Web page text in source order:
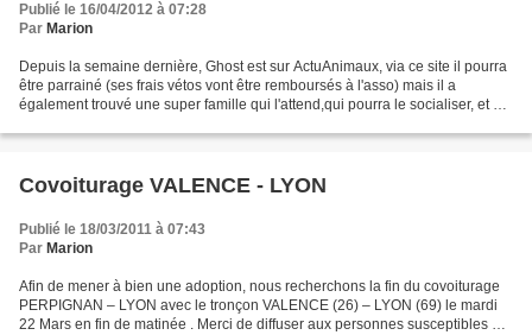
Publié le 16/04/2012 à 07:28
Par Marion
Depuis la semaine dernière, Ghost est sur ActuAnimaux, via ce site il pourra
être parrainé (ses frais vétos vont être remboursés à l'asso) mais il a
également trouvé une super famille qui l'attend,qui pourra le socialiser, et où
Covoiturage VALENCE - LYON
Publié le 18/03/2011 à 07:43
Par Marion
Afin de mener à bien une adoption, nous recherchons la fin du covoiturage
PERPIGNAN – LYON avec le tronçon VALENCE (26) – LYON (69) le mardi
22 Mars en fin de matinée . Merci de diffuser aux personnes susceptibles de